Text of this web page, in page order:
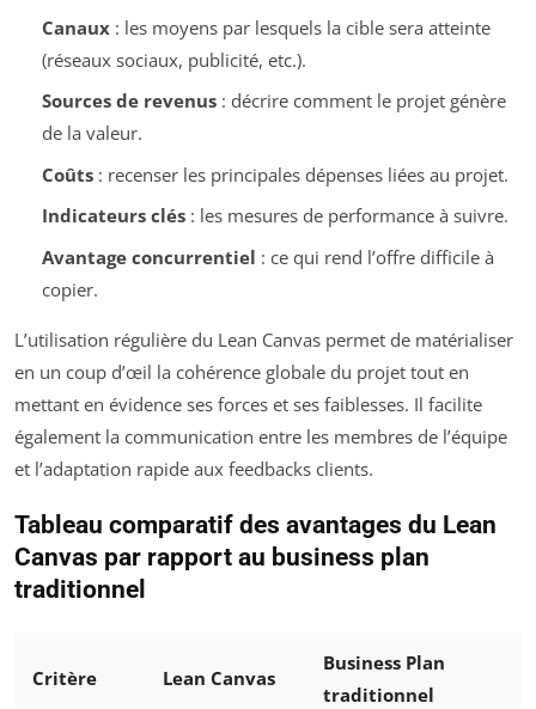
Canaux: les moyens par lesquels la cible sera atteinte
(réseaux sociaux, publicité, etc.).
Sources de revenus: décrire comment le projet génère
de la valeur.
Coûts: recenser les principales dépenses liées au projet.
Indicateurs clés: les mesures de performance à suivre.
Avantage concurrentiel : ce qui rend l’offre difficile à
copier.
L’utilisation régulière du Lean Canvas permet de matérialiser
en un coup d’œil la cohérence globale du projet tout en
mettant en évidence ses forces et ses faiblesses. Il facilite
également la communication entre les membres de l’équipe
et l’adaptation rapide aux feedbacks clients.
Tableau comparatif des avantages du Lean
Canvas par rapport au business plan
traditionnel
Critère Lean Canvas
Business Plan
traditionnel